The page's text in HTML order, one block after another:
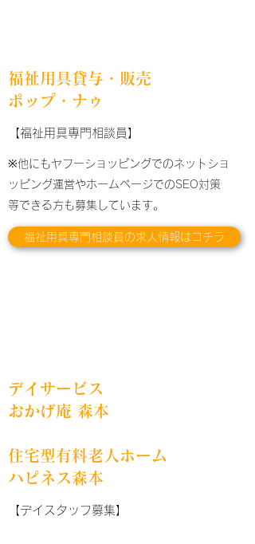
福祉用具貸与・販売
ポップ・ナゥ
【福祉用具専門相談員】
※他にもヤフーショッピングでのネットショ
ッピング運営やホームページでのSEO対策
等できる方も募集しています。
福祉用具専門相談員の求人情報はコチラ
デイサービス
おかげ庵 森本
住宅型有料老人ホーム
ハピネス森本
【デイスタッフ募集】